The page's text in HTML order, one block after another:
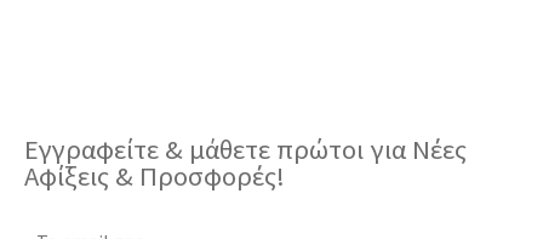
Εγγραφείτε & μάθετε πρώτοι για Νέες
Αφίξεις & Προσφορές!